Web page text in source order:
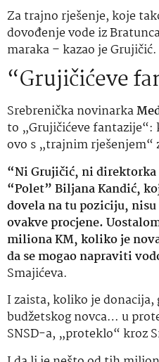
Za trajno rješenje, koje
dovođenje vode iz
maraka – kazao je Grujičić.
“Grujičićeve
Srebrenička novinarka
to „Grujičićeve fantazije“:
ovo s „trajnim rješenjem“
“Ni Grujičić, ni direktorka
“Polet” Biljana Kandić,
dovela na tu poziciju,
ovakve procjene.
miliona KM, koliko je
da se mogao napraviti
Smajićeva.
I zaista, koliko je
budžetskog novca… u
SNSD-a, „proteklo“ kroz